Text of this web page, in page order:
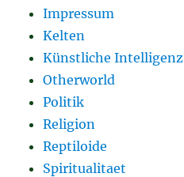
Impressum
Kelten
Künstliche Intelligenz
Otherworld
Politik
Religion
Reptiloide
Spiritualitaet